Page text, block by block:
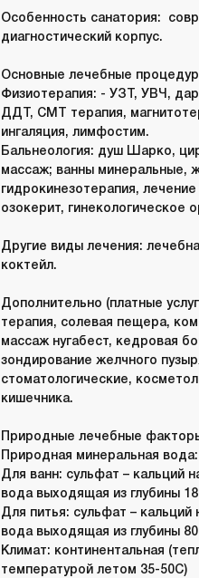
Особенность санатория:
диагностический корпус.
Основные лечебные
Физиотерапия: - УЗТ, УВЧ,
ДДТ, СМТ терапия,
ингаляция, лимфостим.
Бальнеология: душ Шарко,
массаж; ванны минеральные,
гидрокинезотерапия,
озокерит, гинекологическое
Другие виды лечения:
коктейл.
Дополнительно (платные
терапия, солевая пещера,
массаж нугабест, кедровая
зондирование желчного
стоматологические,
кишечника.
Природные лечебные
Природная минеральная вода:
Для ванн: сульфат – кальций
вода выходящая из глубины
Для питья: сульфат – кальций
вода выходящая из глубины
Климат: континентальная
температурой летом 35-50С)